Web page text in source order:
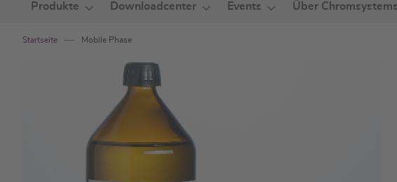
Produkte Downloadcenter Events Über Chromsystems
Startseite Mobile Phase